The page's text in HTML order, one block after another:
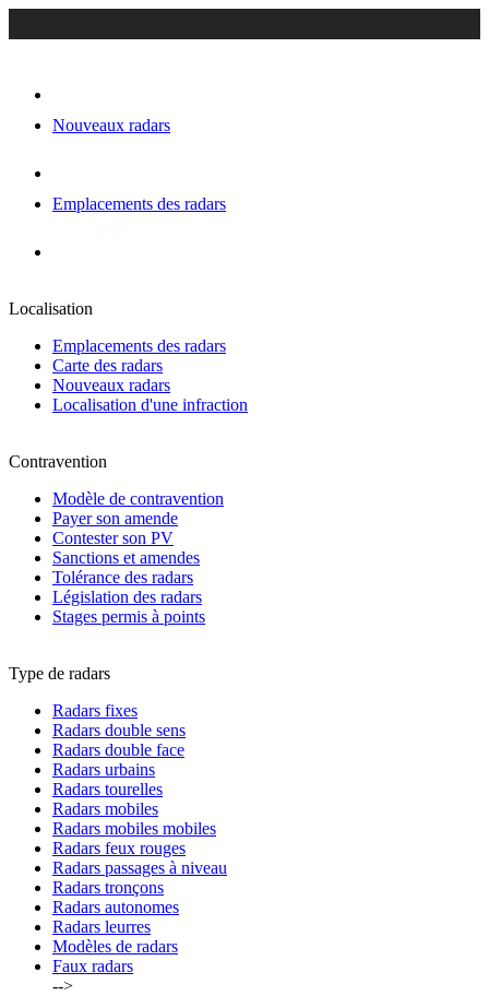
Nouveaux radars
Emplacements des radars
Localisation
Emplacements des radars
Carte des radars
Nouveaux radars
Localisation d'une infraction
Contravention
Modèle de contravention
Payer son amende
Contester son PV
Sanctions et amendes
Tolérance des radars
Législation des radars
Stages permis à points
Type de radars
Radars fixes
Radars double sens
Radars double face
Radars urbains
Radars tourelles
Radars mobiles
Radars mobiles mobiles
Radars feux rouges
Radars passages à niveau
Radars tronçons
Radars autonomes
Radars leurres
Modèles de radars
Faux radars
-->